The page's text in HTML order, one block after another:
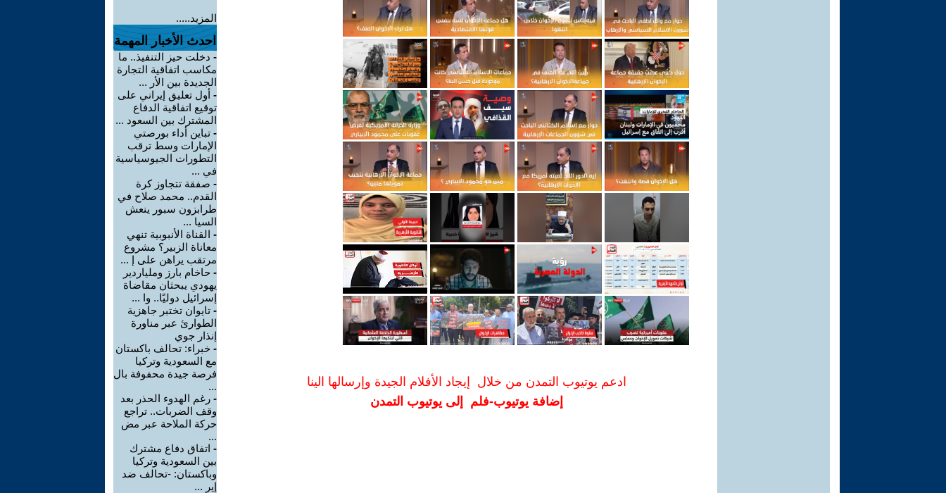
ادعم يوتيوب التمدن من خلال إيجاد الأفلام الجيدة وإرسالها الينا
إضافة يوتيوب-فلم إلى يوتيوب التمدن
المزيد.....
احدث الأخبار المهمة
- دخلت حيز التنفيذ.. ما
مكاسب اتفاقية التجارة
الجديدة بين الأر ...
- أول تعليق إيراني على
توقيع اتفاقية الدفاع
المشترك بين السعود ...
- تباين أداء بورصتي
الإمارات وسط ترقب
التطورات الجيوسياسية
في ...
- صفقة تتجاوز كرة
القدم.. محمد صلاح في
طرابزون سبور ينعش
السيا ...
- القناة الأنبوبية تنهي
معاناة الزبير؟ مشروع
مرتقب يراهن على إ ...
- حاخام بارز وملياردير
يهودي يبحثان مقاضاة
إسرائيل دوليًا.. وا ...
- تايوان تختبر جاهزية
الطوارئ عبر مناورة
إنذار جوي
- خبراء: تحالف باكستان
مع السعودية وتركيا
فرصة جيدة محفوفة بال
...
- رغم الهدوء الحذر بعد
وقف الضربات.. تراجع
حركة الملاحة عبر مض
...
- اتفاق دفاع مشترك
بين السعودية وتركيا
وباكستان: -تحالف ضد
إير ...